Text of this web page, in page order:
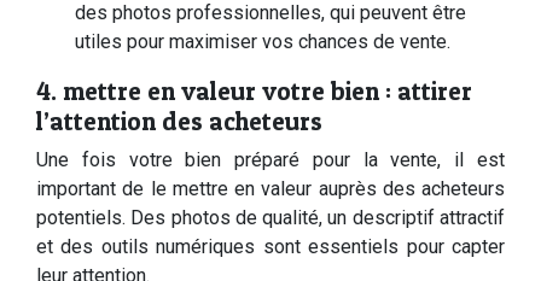
des photos professionnelles, qui peuvent être
utiles pour maximiser vos chances de vente.
4. mettre en valeur votre bien : attirer
l’attention des acheteurs
Une fois votre bien préparé pour la vente, il est
important de le mettre en valeur auprès des acheteurs
potentiels. Des photos de qualité, un descriptif attractif
et des outils numériques sont essentiels pour capter
leur attention.